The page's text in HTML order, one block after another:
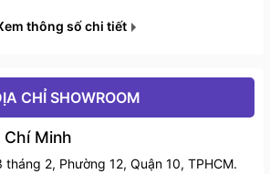
thông số chi tiết
CHỈ SHOWROOM
Chí Minh
2, Phường 12, Quận 10, TPHCM.